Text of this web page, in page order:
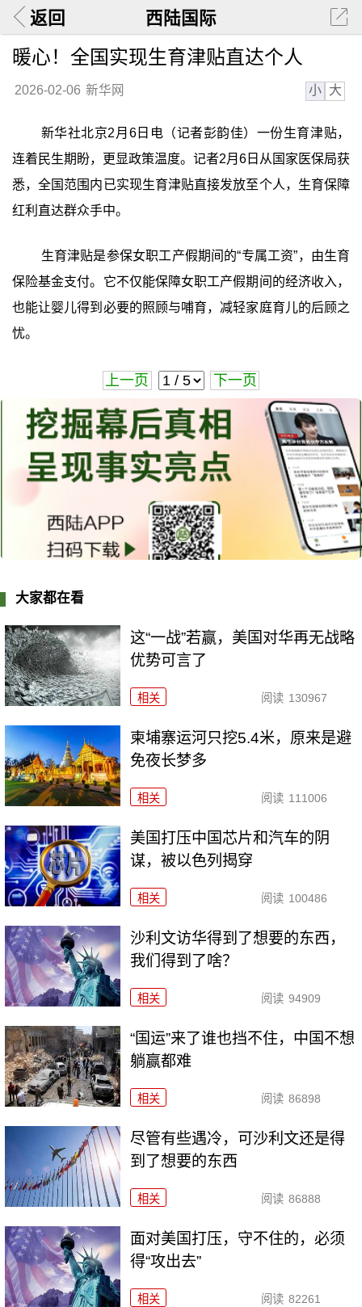
返回 西陆国际
暖心！全国实现生育津贴直达个人
2026-02-06 新华网 小 大
新华社北京2月6日电（记者彭韵佳）一份生育津贴，
连着民生期盼，更显政策温度。记者2月6日从国家医保局获
悉，全国范围内已实现生育津贴直接发放至个人，生育保障
红利直达群众手中。
生育津贴是参保女职工产假期间的“专属工资”，由生育
保险基金支付。它不仅能保障女职工产假期间的经济收入，
也能让婴儿得到必要的照顾与哺育，减轻家庭育儿的后顾之
忧。
上一页 下一页
大家都在看
这“一战”若赢，美国对华再无战略
优势可言了
相关 阅读 130967
柬埔寨运河只挖5.4米，原来是避
免夜长梦多
相关 阅读 111006
美国打压中国芯片和汽车的阴
谋，被以色列揭穿
相关 阅读 100486
沙利文访华得到了想要的东西，
我们得到了啥？
相关 阅读 94909
“国运”来了谁也挡不住，中国不想
躺赢都难
相关 阅读 86898
尽管有些遇冷，可沙利文还是得
到了想要的东西
相关 阅读 86888
面对美国打压，守不住的，必须
得“攻出去”
相关 阅读 82261